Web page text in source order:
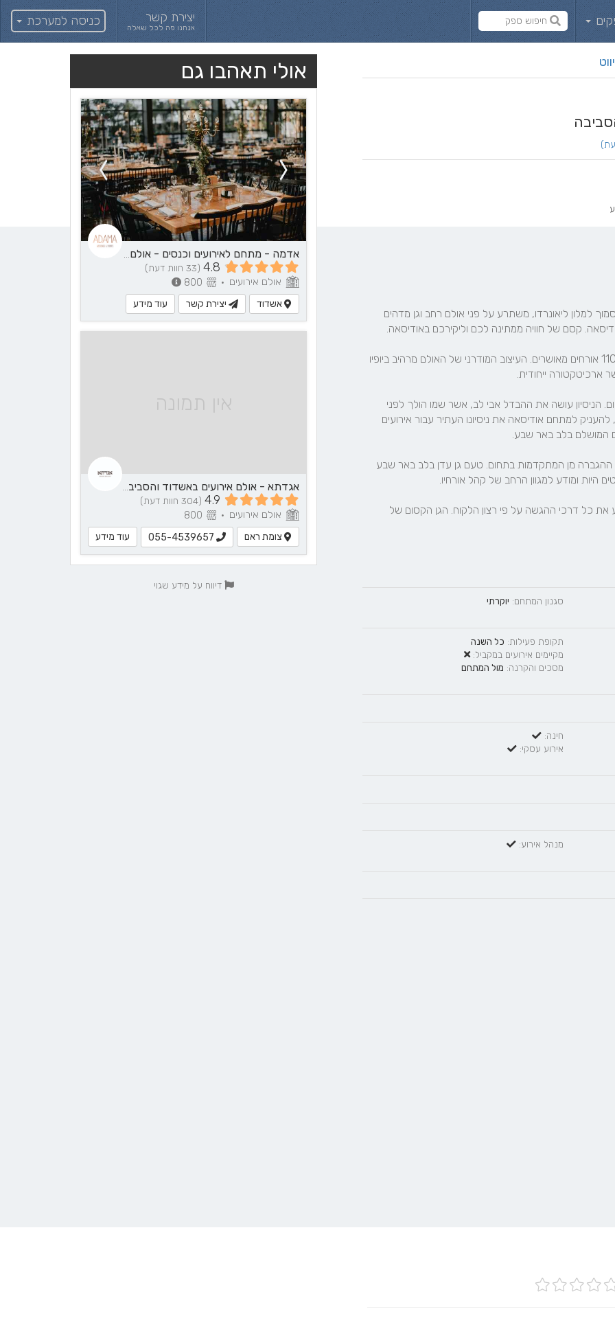
יצירת קשר
אנחנו פה לכל שאלה כניסה למערכת
אולי תאהבו גם
אדמה - מתחם לאירועים וכנסים - אולם אירועים באשדוד והסביבה
4.8 (33 חוות דעת)
אולם אירועים •
אשדוד
יצירת קשר עוד מידע
אין תמונה
אגדתא - אולם אירועים באשדוד והסביבה
4.9 (304 חוות דעת)
אולם אירועים •
צומת ראם
055-4539657 עוד מידע
דיווח על מידע שגוי
סגנון המתחם: יוקרתי
תקופת פעילות: כל השנה
מקיימים אירועים במקביל:
מסכים והקרנה: מול המתחם
חינה:
אירוע עסקי:
מנהל אירוע: